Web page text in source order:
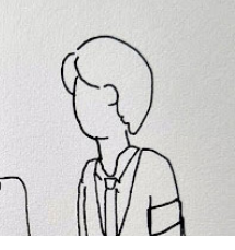
단일장애까지 장애인연금 지급
기준 폐지 2027년 하반기 활동
년 7월 최중증 발달장애인 24시
일자리 지속 확대 계속 추진 ※
산 반영 등을 거쳐 시행될 예정
을 받을 수 있을까요? 이번 보건
이 질문하셨습니다. "부모와 같이
자 살아야만 받을 수 있는 건가